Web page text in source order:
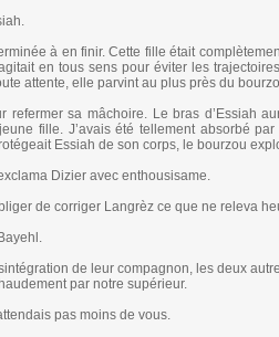
à en finir. Cette fille était
en tous sens pour éviter les
attente, elle parvint au plus près du
refermer sa mâchoire. Le bras d’Essiah
fille. J’avais été tellement absorbé
Essiah de son corps, le bourzou
Dizier avec enthousisame.
de corriger Langrèz ce que ne releva
de leur compagnon, les deux
par notre supérieur.
pas moins de vous.